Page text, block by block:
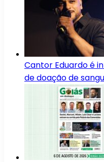
Cantor Eduardo é
de doação de